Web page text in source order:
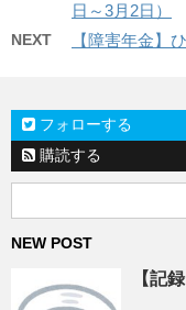
日～3月2日）
NEXT 【障害年金】
フォローする
購読する
NEW POST
【記